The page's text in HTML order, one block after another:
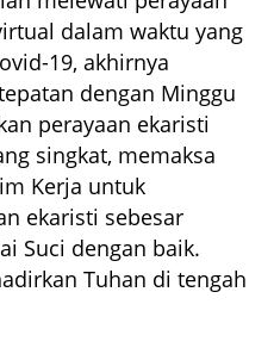
dalam waktu yang
19, akhirnya
dengan Minggu
perayaan ekaristi
singkat, memaksa
Kerja untuk
ekaristi sebesar
Suci dengan baik.
Tuhan di tengah